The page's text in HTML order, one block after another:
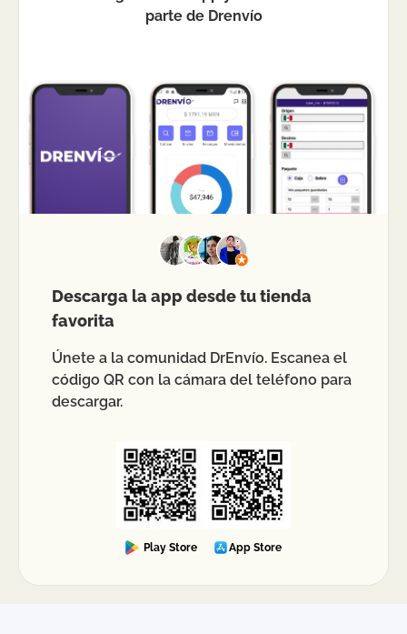
parte de Drenvío
Descarga la app desde tu tienda
favorita
Únete a la comunidad DrEnvío. Escanea el
código QR con la cámara del teléfono para
descargar.
Play Store App Store